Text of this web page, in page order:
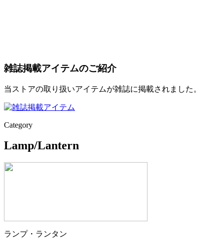
雑誌掲載アイテムのご紹介
当ストアの取り扱いアイテムが雑誌に掲載されました。
Category
Lamp/Lantern
ランプ・ランタン